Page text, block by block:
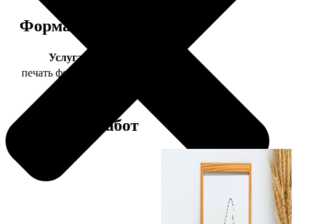
Форматы и цены
Услуга
печать фото 20х30
Примеры работ